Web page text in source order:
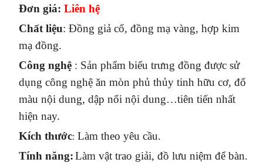
Đơn giá: Liên hệ
Chất liệu: Đồng giả cổ, đồng mạ vàng, hợp kim
mạ đồng.
Công nghệ: Sản phẩm biểu trưng đồng được sử
dụng công nghệ ăn mòn phủ thủy tinh hữu cơ, đổ
màu nội dung, dập nổi nội dung…tiên tiến nhất
hiện nay.
Kích thước: Làm theo yêu cầu.
Tính năng:Làm vật trao giải, đồ lưu niệm để bàn.